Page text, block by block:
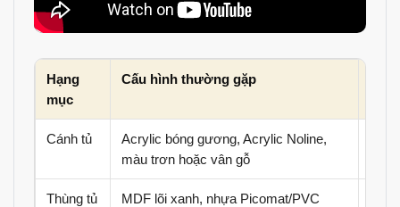
Hạng
mục
Cấu hình thường gặp
Cánh tủ
Acrylic bóng gương, Acrylic Noline,
màu trơn hoặc vân gỗ
Thùng tủ
MDF lõi xanh, nhựa Picomat/PVC